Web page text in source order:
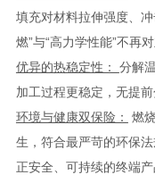
填充对材料拉伸强度、
燃”与“高力学性能”不再对
优异的热稳定性： 分解
加工过程更稳定，无提前
环境与健康双保险：
燃
生，符合最严苛的环保
正安全、可持续的终端产